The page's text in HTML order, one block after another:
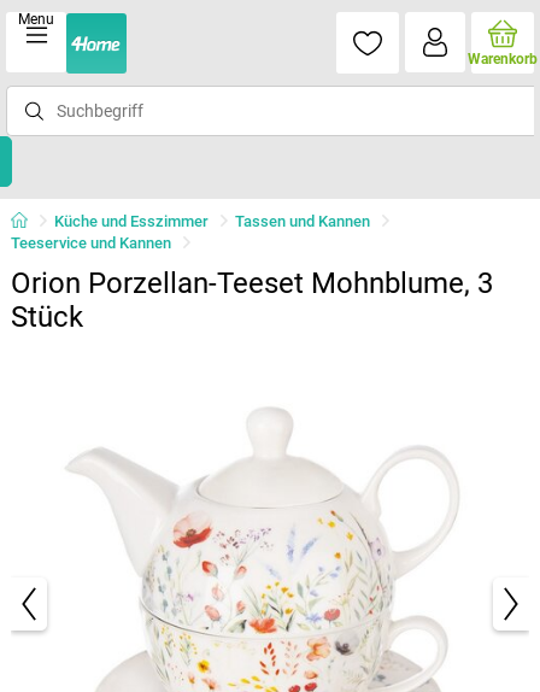
Menu
Warenkorb
Küche und Esszimmer
Tassen und Kannen
Teeservice und Kannen
Orion Porzellan-Teeset Mohnblume, 3
Stück